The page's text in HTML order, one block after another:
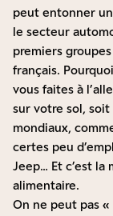
peut entonner
le secteur
premiers
français.
vous faites à
sur votre sol, soit
mondiaux,
certes peu
Jeep… Et c’est la
alimentaire.
On ne peut pas «